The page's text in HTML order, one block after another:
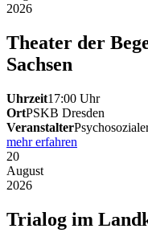
2026
Theater der
Sachsen
Uhrzeit17:00 Uhr
OrtPSKB Dresden
Veranstalter
mehr erfahren
20
August
2026
Trialog im